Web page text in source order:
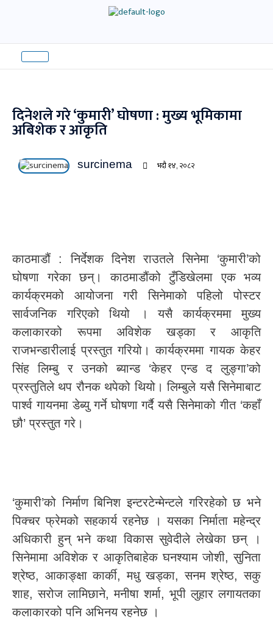
दिनेशले गरे ‘कुमारी’ घोषणा : मुख्य भूमिकामा
अबिशेक र आकृति
surcinema भदौ १४, २०८२
काठमाडौं : निर्देशक दिनेश राउतले सिनेमा ‘कुमारी’को
घोषणा गरेका छन्। काठमाडौंको टुँडिखेलमा एक भव्य
कार्यक्रमको आयोजना गरी सिनेमाको पहिलो पोस्टर
सार्वजनिक गरिएको थियो । यसै कार्यक्रममा मुख्य
कलाकारको रूपमा अविशेक खड्का र आकृति
राजभन्डारीलाई प्रस्तुत गरियो। कार्यक्रममा गायक केहर
सिंह लिम्बु र उनको ब्यान्ड ‘केहर एन्ड द लुङ्गा’को
प्रस्तुतिले थप रौनक थपेको थियो। लिम्बुले यसै सिनेमाबाट
पार्श्व गायनमा डेब्यु गर्ने घोषणा गर्दै यसै सिनेमाको गीत ‘कहाँ
छौ’ प्रस्तुत गरे।
‘कुमारी’को निर्माण बिनिश इन्टरटेन्मेन्टले गरिरहेको छ भने
पिक्चर फ्रेमको सहकार्य रहनेछ । यसका निर्माता महेन्द्र
अधिकारी हुन् भने कथा विकास सुवेदीले लेखेका छन् ।
सिनेमामा अविशेक र आकृतिबाहेक घनश्याम जोशी, सुनिता
श्रेष्ठ, आकाङ्क्षा कार्की, मधु खड्का, सनम श्रेष्ठ, सकु
शाह, सरोज लामिछाने, मनीषा शर्मा, भूपी लुहार लगायतका
कलाकारको पनि अभिनय रहनेछ ।